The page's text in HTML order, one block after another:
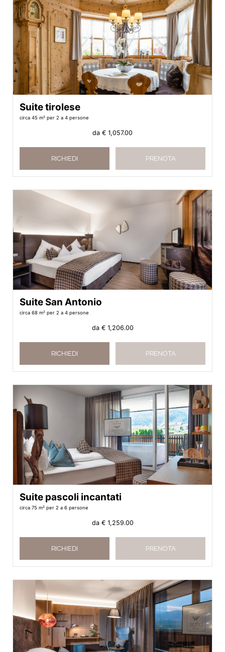
Suite tirolese
circa 45 m² per 2 a 4 persone
da € 1,057.00
RICHIEDI PRENOTA
Suite San Antonio
circa 68 m² per 2 a 4 persone
da € 1,206.00
RICHIEDI PRENOTA
Suite pascoli incantati
circa 75 m² per 2 a 6 persone
da € 1,259.00
RICHIEDI PRENOTA